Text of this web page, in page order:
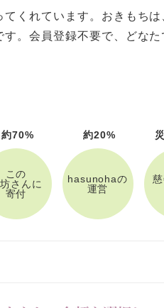
くれています。おきもち
。会員登録不要で、どなた
約70%
この
さんに
寄付
約20%
hasunohaの
運営